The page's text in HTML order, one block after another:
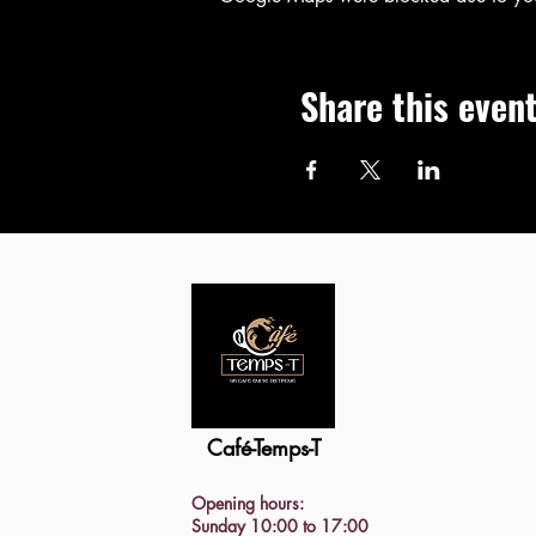
Share this
Café-Temps-T
Opening hours:
Sunday 10:00 to 17:00